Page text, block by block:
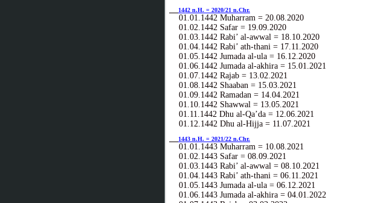
1442 n.H. = 2020/21 n.Chr.
01.01.1442 Muharram = 20.08.2020
01.02.1442 Safar = 19.09.2020
01.03.1442 Rabi’ al-awwal = 18.10.2020
01.04.1442 Rabi’ ath-thani = 17.11.2020
01.05.1442 Jumada al-ula = 16.12.2020
01.06.1442 Jumada al-akhira = 15.01.2021
01.07.1442 Rajab = 13.02.2021
01.08.1442 Shaaban = 15.03.2021
01.09.1442 Ramadan = 14.04.2021
01.10.1442 Shawwal = 13.05.2021
01.11.1442 Dhu al-Qa’da = 12.06.2021
01.12.1442 Dhu al-Hijja = 11.07.2021
1443 n.H. = 2021/22 n.Chr.
01.01.1443 Muharram = 10.08.2021
01.02.1443 Safar = 08.09.2021
01.03.1443 Rabi’ al-awwal = 08.10.2021
01.04.1443 Rabi’ ath-thani = 06.11.2021
01.05.1443 Jumada al-ula = 06.12.2021
01.06.1443 Jumada al-akhira = 04.01.2022